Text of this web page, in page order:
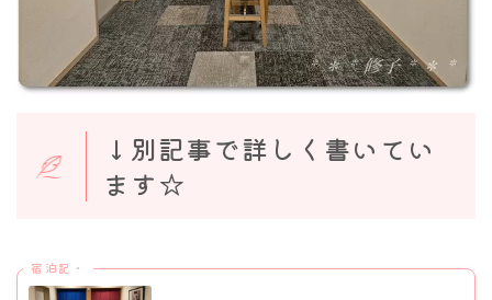
↓別記事で詳しく書いてい
ます☆
宿泊記・